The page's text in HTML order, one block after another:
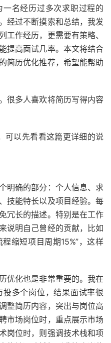
名经历过多次求职过程的
经过不断摸索和总结，我发
工作经历，更需要有策略、
提高面试几率。本文将结合
简历优化推荐，希望能帮助
很多人喜欢将简历写得内容
可以先看看这篇更详细的说
明确的部分：个人信息、求
技能特长以及项目经验。每
冗长的描述。特别是在工作
说明自己曾经的贡献，比如
缩短项目周期15%”，这样
优化也是非常重要的。我在
多个岗位，结果面试率很
整简历内容，突出与岗位高
市场岗位时，重点展示市场
岗位时，则强调技术栈和项